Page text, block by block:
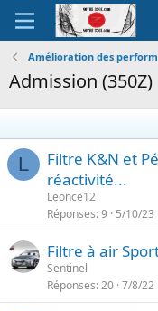
Amélioration des
Admission (350Z)
L
Filtre K&N et
réactivité...
Leonce12
Réponses 9 5/10/23
Filtre à air
Sentinel
Réponses 20 7/8/22